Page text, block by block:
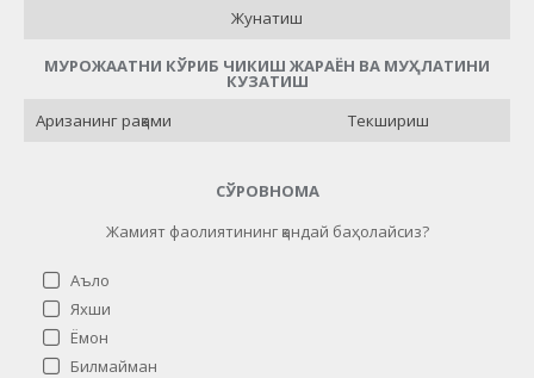
Жунатиш
МУРОЖААТНИ КЎРИБ ЧИКИШ ЖАРАЁН ВА МУҲЛАТИНИ
КУЗАТИШ
Текшириш
СЎРОВНОМА
Жамият фаолиятининг қандай баҳолайсиз?
Аъло
Яхши
Ёмон
Билмайман
Жамият фаолиятининг қандай баҳолайсиз?